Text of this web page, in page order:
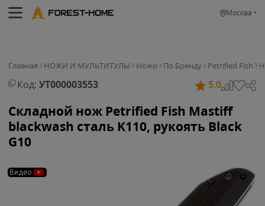
Москва
Главная НОЖИ И МУЛЬТИТУЛЫ Ножи По Бренду Petrified Fish
Код: УТ000003553 5.0
Складной нож Petrified Fish Mastiff
blackwash сталь K110, рукоять Black
G10
Видео